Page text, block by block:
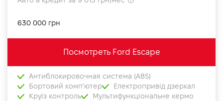
630 000 грн
Посмотреть Ford Escape
Антиблокировочная система (ABS)
Бортовий комп'ютер
Електропривід дзеркал
Круїз контроль
Мультифункціональне кермо